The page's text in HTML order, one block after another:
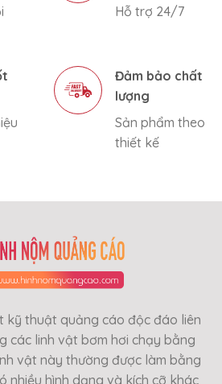
Hỗ trợ 24/7
Đảm bảo chất
lượng
Sản phẩm theo
thiết kế
kỹ thuật quảng cáo độc đáo liên
các linh vật bơm hơi chạy bằng
vật này thường được làm bằng
nhiều hình dạng và kích cỡ khác